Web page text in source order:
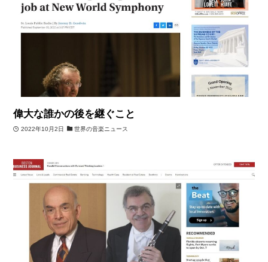
偉大な誰かの後を継ぐこと
2022年10月2日 世界の音楽ニュース